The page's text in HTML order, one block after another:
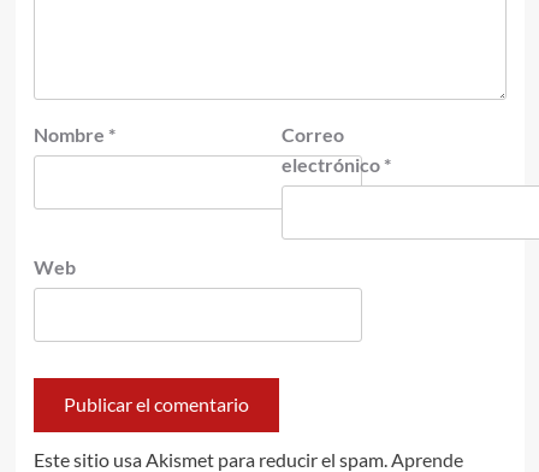
Nombre *
Correo
electrónico *
Web
Este sitio usa Akismet para reducir el spam. Aprende